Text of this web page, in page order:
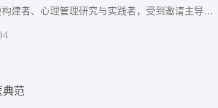
建者、心理管理研究与实践者，受到邀请主导此
研讨会所受启发的心得。案例分析研讨会现场笔
典范